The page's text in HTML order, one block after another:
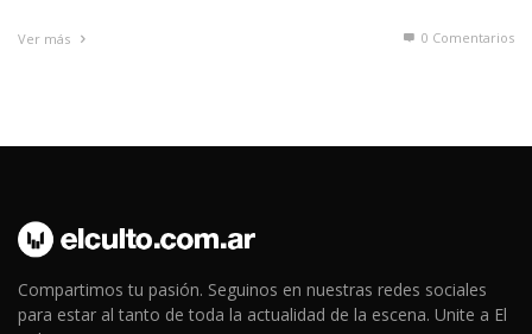
Ver más 0 Comentarios
Compartimos tu pasión. Seguinos en nuestras redes sociales
para estar al tanto de toda la actualidad de la escena. Unite a El